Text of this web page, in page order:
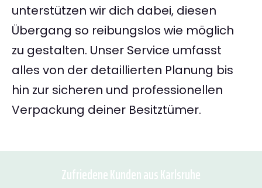
unterstützen wir dich dabei, diesen
Übergang so reibungslos wie möglich
zu gestalten. Unser Service umfasst
alles von der detaillierten Planung bis
hin zur sicheren und professionellen
Verpackung deiner Besitztümer.
Zufriedene Kunden aus Karlsruhe